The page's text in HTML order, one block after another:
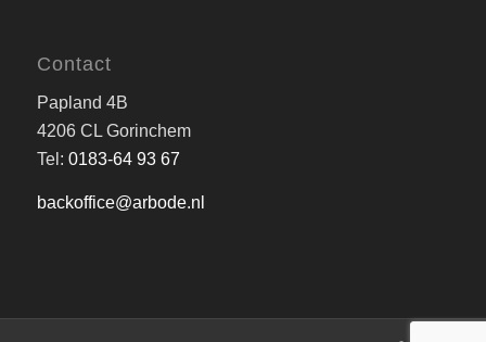
Contact
Papland 4B
4206 CL Gorinchem
Tel: 0183-64 93 67
backoffice@arbode.nl